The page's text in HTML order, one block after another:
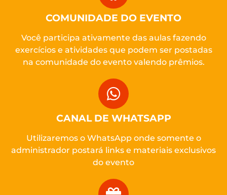
COMUNIDADE DO EVENTO
Você participa ativamente das aulas fazendo
exercícios e atividades que podem ser postadas
na comunidade do evento valendo prêmios.
CANAL DE WHATSAPP
Utilizaremos o WhatsApp onde somente o
administrador postará links e materiais exclusivos
do evento